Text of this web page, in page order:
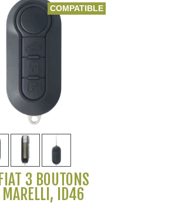
COMPATIBLE
FIAT 3 BOUTONS
MARELLI, ID46